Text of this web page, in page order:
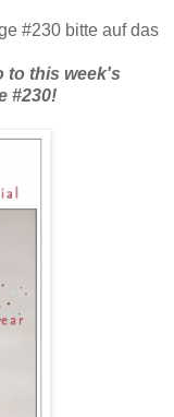
#230 bitte auf das
to this week's
#230!